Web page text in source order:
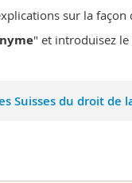
sur la façon
" et introduisez le
Suisses du droit de